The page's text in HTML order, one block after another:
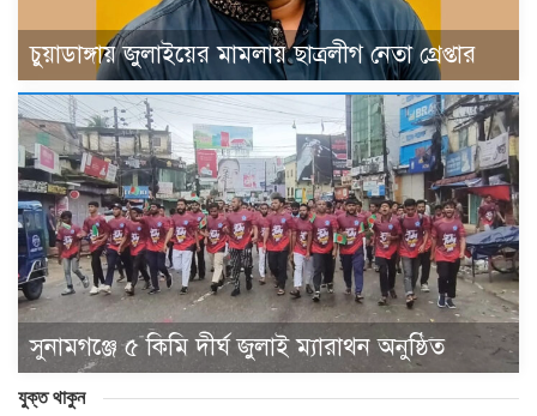
চুয়াডাঙ্গায় জুলাইয়ের মামলায় ছাত্রলীগ নেতা গ্রেপ্তার
সুনামগঞ্জে ৫ কিমি দীর্ঘ জুলাই ম্যারাথন অনুষ্ঠিত
যুক্ত থাকুন